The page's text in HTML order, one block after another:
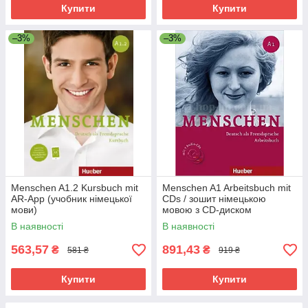
Купити Купити
–3%
Menschen A1.2 Kursbuch mit
AR-App (учобник німецької
мови)
В наявності
563,57 ₴ 581 ₴
Купити
–3%
Menschen A1 Arbeitsbuch mit
CDs / зошит німецькою
мовою з CD-диском
В наявності
891,43 ₴ 919 ₴
Купити